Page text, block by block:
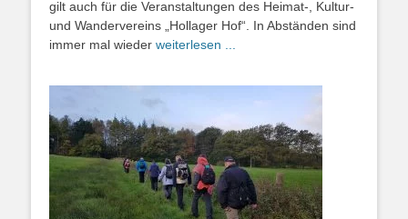
gilt auch für die Veranstaltungen des Heimat-, Kultur-
und Wandervereins „Hollager Hof“. In Abständen sind
immer mal wieder weiterlesen ...